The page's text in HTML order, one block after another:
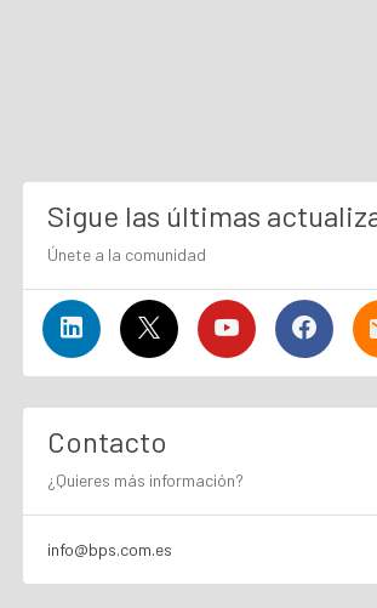
Sigue las últimas
Únete a la comunidad
Contacto
¿Quieres más información?
info@bps.com.es